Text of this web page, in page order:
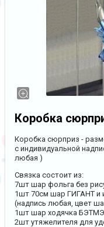
Коробка
Коробка сюрприз -
с индивидуальной
любая )
Связка состоит из:
7шт шар фольга без
1шт 70см шар ГИГАНТ и
(надпись любая, цвет
1шт шар ходячка
2шт утяжелителя для